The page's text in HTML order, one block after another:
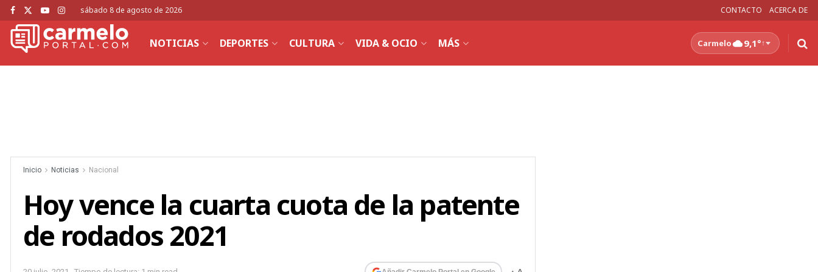
sábado 8 de agosto de 2026 CONTACTO ACERCA DE
NOTICIAS DEPORTES CULTURA VIDA & OCIO MÁS Carmelo 9,1°↑
Inicio Noticias Nacional
Hoy vence la cuarta cuota de la patente
de rodados 2021